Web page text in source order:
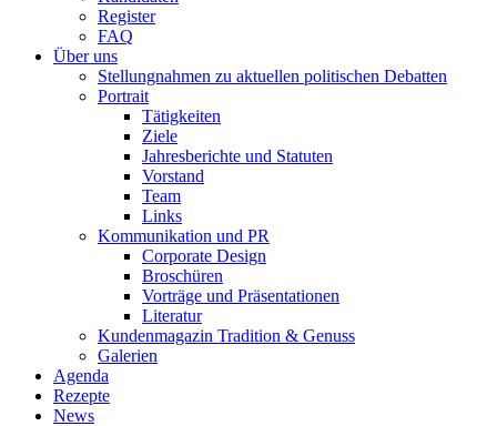
Register
FAQ
Über uns
Stellungnahmen zu aktuellen politischen Debatten
Portrait
Tätigkeiten
Ziele
Jahresberichte und Statuten
Vorstand
Team
Links
Kommunikation und PR
Corporate Design
Broschüren
Vorträge und Präsentationen
Literatur
Kundenmagazin Tradition & Genuss
Galerien
Agenda
Rezepte
News